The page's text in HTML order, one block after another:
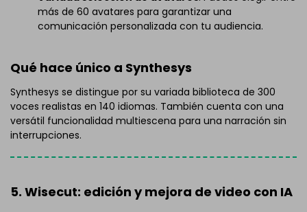
más de 60 avatares para garantizar una
comunicación personalizada con tu audiencia.
Qué hace único a Synthesys
Synthesys se distingue por su variada biblioteca de 300
voces realistas en 140 idiomas. También cuenta con una
versátil funcionalidad multiescena para una narración sin
interrupciones.
5. Wisecut: edición y mejora de video con IA